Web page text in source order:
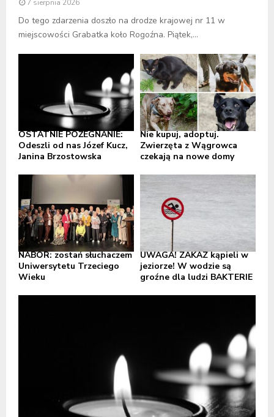
7 sierpnia 2026
Do tego zdarzenia doszło na drodze krajowej nr 11 w
miejscowości Grabatka koło Rogoźna. Piątek,...
OSTATNIE POŻEGNANIE:
Odeszli od nas Józef Kucz,
Janina Brzostowska
Nie kupuj, adoptuj.
Zwierzęta z Wągrowca
czekają na nowe domy
NABÓR: zostań słuchaczem
Uniwersytetu Trzeciego
Wieku
UWAGA! ZAKAZ kąpieli w
jeziorze! W wodzie są
groźne dla ludzi BAKTERIE